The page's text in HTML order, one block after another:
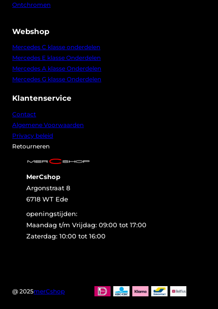
Ontchromen
Webshop
Mercedes C klasse onderdelen
Mercedes E klasse Onderdelen
Mercedes A klasse Onderdelen
Mercedes G klasse Onderdelen
Klantenservice
Contact
Algemene Voorwaarden
Privacy beleid
Retourneren
MerCshop
Argonstraat 8
6718 WT Ede
openingstijden:
Maandag t/m Vrijdag: 09:00 tot 17:00
Zaterdag: 10:00 tot 16:00
@ 2025merCshop